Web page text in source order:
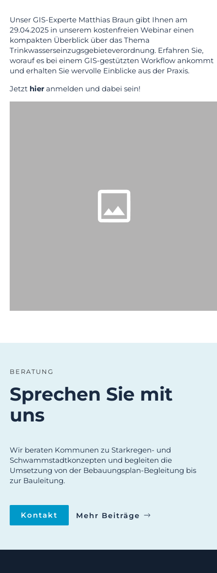
Unser GIS-Experte Matthias Braun gibt Ihnen am
29.04.2025 in unserem kostenfreien Webinar einen
kompakten Überblick über das Thema
Trinkwasserseinzugsgebieteverordnung. Erfahren Sie,
worauf es bei einem GIS-gestützten Workflow ankommt
und erhalten Sie wervolle Einblicke aus der Praxis.
Jetzt hier anmelden und dabei sein!
BERATUNG
Sprechen Sie mit
uns
Wir beraten Kommunen zu Starkregen- und
Schwammstadtkonzepten und begleiten die
Umsetzung von der Bebauungsplan-Begleitung bis
zur Bauleitung.
Kontakt Mehr Beiträge